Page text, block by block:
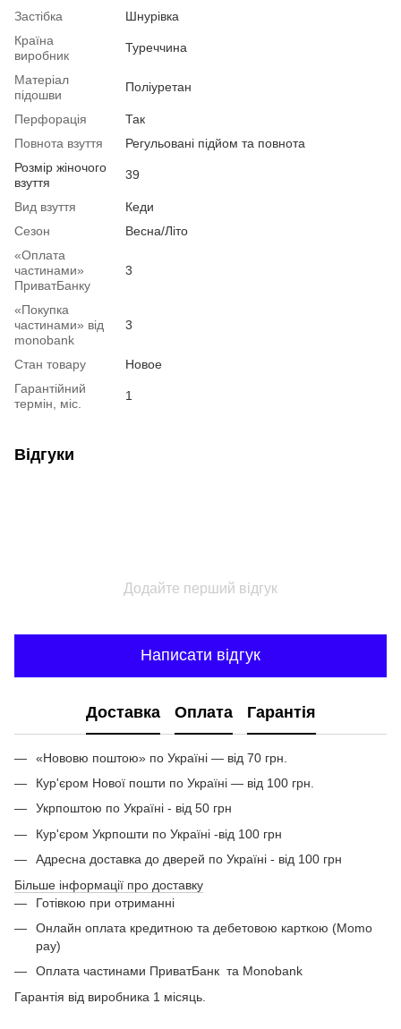
Застібка
Шнурівка
Країна
виробник
Туреччина
Матеріал
підошви
Поліуретан
Перфорація
Так
Повнота взуття
Регульовані підйом та повнота
Розмір жіночого
взуття
39
Вид взуття
Кеди
Сезон
Весна/Літо
«Оплата
частинами»
ПриватБанку
3
«Покупка
частинами» від
monobank
3
Стан товару
Новое
Гарантійний
термін, міс.
1
Відгуки
Додайте перший відгук
Написати відгук
Доставка Оплата Гарантія
«Нововю поштою» по Україні — від 70 грн.
Кур'єром Нової пошти по Україні — від 100 грн.
Укрпоштою по Україні - від 50 грн
Кур'єром Укрпошти по Україні -від 100 грн
Адресна доставка до дверей по Україні - від 100 грн
Більше інформації про доставку
Готівкою при отриманні
Онлайн оплата кредитною та дебетовою карткою (Momo
pay)
Оплата частинами ПриватБанк та Monobank
Гарантія від виробника 1 місяць.